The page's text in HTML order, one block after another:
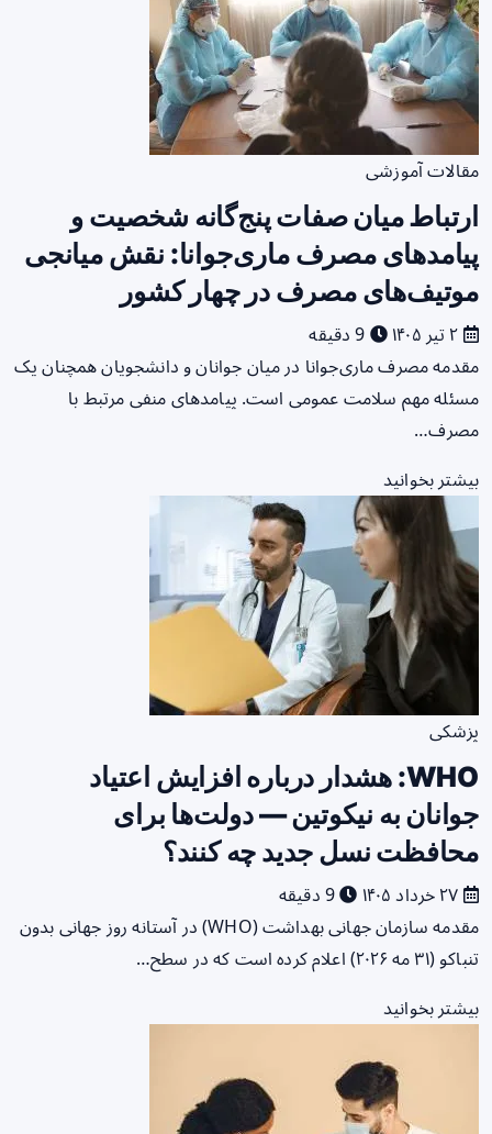
مقالات آموزشی
ارتباط میان صفات پنج‌گانه شخصیت و
پیامدهای مصرف ماری‌جوانا: نقش میانجی
موتیف‌های مصرف در چهار کشور
مقدمه مصرف ماری‌جوانا در میان جوانان و دانشجویان همچنان یک
مسئله مهم سلامت عمومی است. پیامدهای منفی مرتبط با
مصرف…
بیشتر بخوانید
پزشکی
WHO: هشدار درباره افزایش اعتیاد
جوانان به نیکوتین — دولت‌ها برای
محافظت نسل جدید چه کنند؟
9 دقیقه
مقدمه سازمان جهانی بهداشت (WHO) در آستانه روز جهانی بدون
تنباکو (۳۱ مه ۲۰۲۶) اعلام کرده است که در سطح…
بیشتر بخوانید